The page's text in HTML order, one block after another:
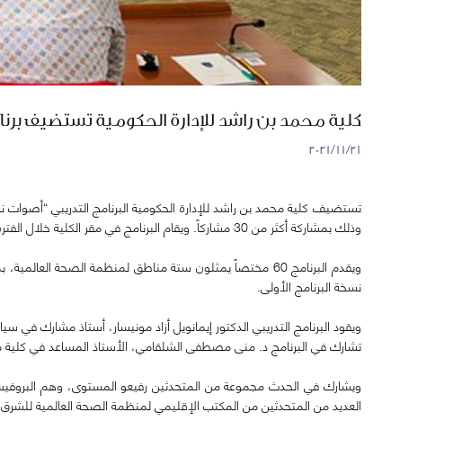
كلية محمد بن راشد للإدارة الحكومية تستضيف برنامجًا تدريبيًا لأكثر من 30 خريجًا من شبكة
٢١‏/١١‏/٢٠٢١
وذلك بمشاركة أكثر من 30 مشاركاً. ويقام البرنامج في مقر الكلية خلال الفترة من 22 وحتى 28 نوفمبر 2021.
نسخة البرنامج الأولى.
ويقود البرنامج التدريبي الدكتور إيمانويل أزاد مونيسار، أستاذ مشارك
تشارك في البرنامج د. منى مصطفى الشلقامي، الأستاذ المساعد في كلية
ويشارك في الحدث مجموعة من المتحدثين رفيعو المستوى، وهم
العديد من المتحدثين من المكتب الإقليمي لمنظمة الصحة العالمية